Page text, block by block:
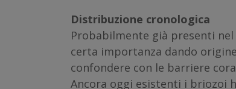
Distribuzione cronologica
Probabilmente già presenti nel
certa importanza dando
confondere con le barriere
Ancora oggi esistenti i briozoi